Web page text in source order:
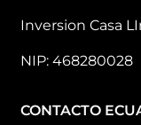
Inversion Casa
NIP: 468280028
CONTACTO